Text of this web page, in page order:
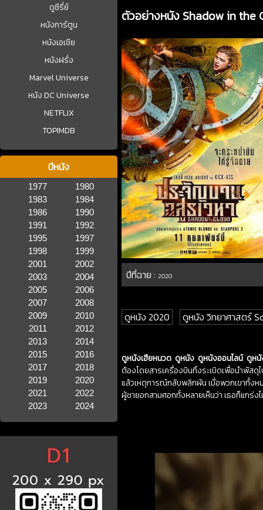
ดูซีรี่ย์
หนังการ์ตูน
หนังเอเชีย
หนังฝรั่ง
Marvel Universe
หนัง DC Universe
NETFLIX
TOPIMDB
ปีหนัง
1977
1980
1983
1984
1986
1990
1991
1992
1995
1997
1998
1999
2001
2002
2003
2004
2005
2006
2007
2008
2009
2010
2011
2012
2013
2014
2015
2016
2017
2018
2019
2020
2021
2022
2023
2024
ตัวอย่างหนัง Shadow in the
ปีที่ฉาย :2020
ดูหนัง 2020 ดูหนัง วิทยาศาสตร์
ดูหนังเฮียหนวด ดูหนัง ดูหนังออนไลน์ ดูห
ต้องโดยสารเครื่องบินทิ้งระเบิดเพื่อนำพัส
แล้วเหตุการณ์กลับพลิกผัน เมื่อพวกเขาทั้ง
ผู้ชายอกสามศอกทั้งหลายเห็นว่า เธอก็แกร่